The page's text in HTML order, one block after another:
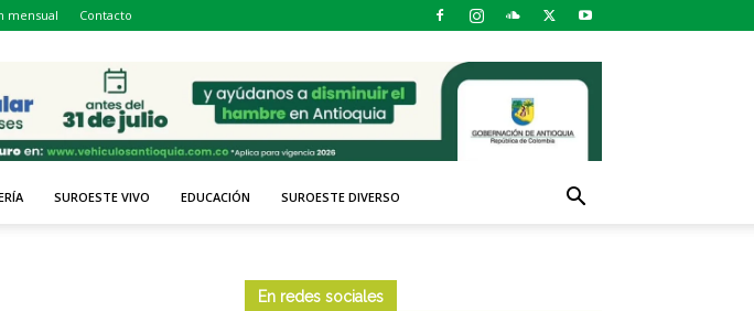
mensual Contacto
SUROESTE VIVO EDUCACIÓN SUROESTE DIVERSO
En redes sociales